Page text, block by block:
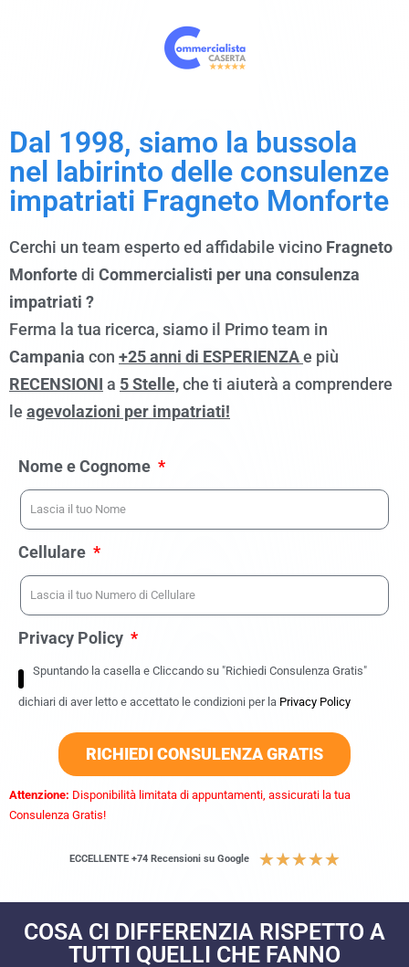
Dal 1998, siamo la bussola
nel labirinto delle consulenze
impatriati Fragneto Monforte
Cerchi un team esperto ed affidabile vicino Fragneto
Monfortedi Commercialisti per una consulenza
impatriati ?
Ferma la tua ricerca, siamo il Primo team in
Campania con +25 anni di ESPERIENZAe più
RECENSIONI a 5 Stelle,che ti aiuterà a comprendere
le agevolazioni per impatriati!
Nome e Cognome
Cellulare
Privacy Policy
Spuntando la casella e Cliccando su "Richiedi Consulenza Gratis"
dichiari di aver letto e accettato le condizioni per la Privacy Policy
RICHIEDI CONSULENZA GRATIS
Attenzione: Disponibilità limitata di appuntamenti, assicurati la tua
Consulenza Gratis!
ECCELLENTE +74 Recensioni su Google ★★★★★
COSA CI DIFFERENZIA RISPETTO A
TUTTI QUELLI CHE FANNO